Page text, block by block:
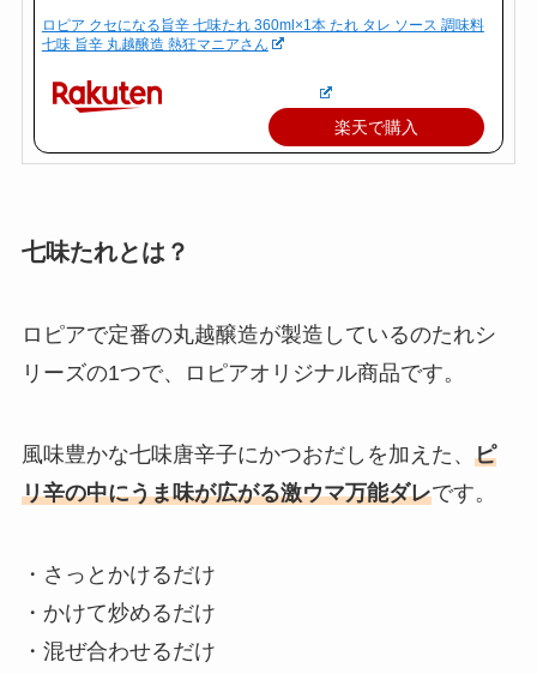
ロピア クセになる旨辛 七味たれ 360ml×1本 たれ タレ ソース 調味料
七味 旨辛 丸越醸造 熱狂マニアさん
楽天で購入
七味たれとは？
ロピアで定番の丸越醸造が製造しているのたれシ
リーズの1つで、ロピアオリジナル商品です。
風味豊かな七味唐辛子にかつおだしを加えた、 ピ
リ辛の中にうま味が広がる激ウマ万能ダレです。
・さっとかけるだけ
・かけて炒めるだけ
・混ぜ合わせるだけ